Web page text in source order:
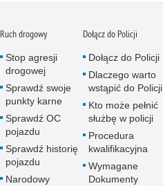
Ruch drogowy
Stop agresji
drogowej
Sprawdź swoje
punkty karne
Sprawdź OC
pojazdu
Sprawdź historię
pojazdu
Narodowy
Dołącz do Policji
Dołącz do Policji
Dlaczego warto
wstąpić do Policji
Kto może pełnić
służbę w policji
Procedura
kwalifikacyjna
Wymagane
Dokumenty